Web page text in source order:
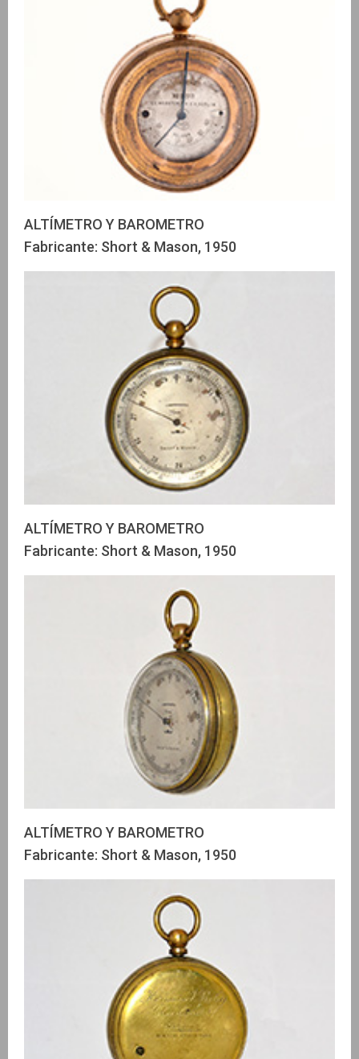
ALTÍMETRO Y BAROMETRO
Fabricante: Short & Mason, 1950
ALTÍMETRO Y BAROMETRO
Fabricante: Short & Mason, 1950
ALTÍMETRO Y BAROMETRO
Fabricante: Short & Mason, 1950